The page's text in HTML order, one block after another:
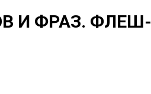
И ФРАЗ. ФЛЕШ-